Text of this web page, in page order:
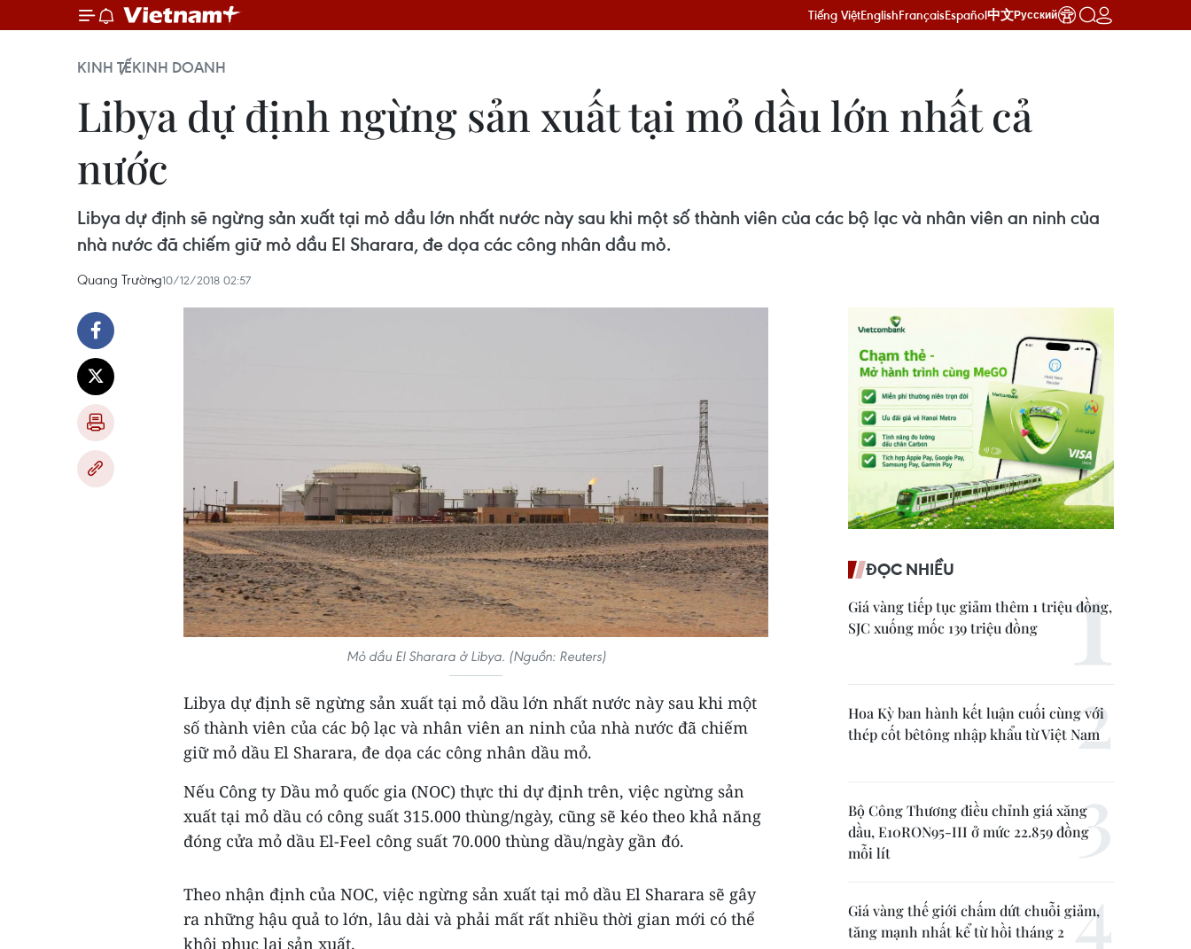
Tiếng ViệtEnglishFrançaisEspañol中文Русский
KINH TẾKINH DOANH
Libya dự định ngừng sản xuất tại mỏ dầu lớn nhất cả
nước
Libya dự định sẽ ngừng sản xuất tại mỏ dầu lớn nhất nước này sau khi một số thành viên của các bộ lạc và nhân viên an ninh của
nhà nước đã chiếm giữ mỏ dầu El Sharara, đe dọa các công nhân dầu mỏ.
Quang Trường10/12/2018 02:57
Mỏ dầu El Sharara ở Libya. (Nguồn: Reuters)
Libya dự định sẽ ngừng sản xuất tại mỏ dầu lớn nhất nước này sau khi một
số thành viên của các bộ lạc và nhân viên an ninh của nhà nước đã chiếm
giữ mỏ dầu El Sharara, đe dọa các công nhân dầu mỏ.
Nếu Công ty Dầu mỏ quốc gia (NOC) thực thi dự định trên, việc ngừng sản
xuất tại mỏ dầu có công suất 315.000 thùng/ngày, cũng sẽ kéo theo khả năng
đóng cửa mỏ dầu El-Feel công suất 70.000 thùng dầu/ngày gần đó.
Theo nhận định của NOC, việc ngừng sản xuất tại mỏ dầu El Sharara sẽ gây
ra những hậu quả to lớn, lâu dài và phải mất rất nhiều thời gian mới có thể
khôi phục lại sản xuất.
ĐỌC NHIỀU
Giá vàng tiếp tục giảm thêm 1 triệu đồng,
SJC xuống mốc 139 triệu đồng
Hoa Kỳ ban hành kết luận cuối cùng với
thép cốt bêtông nhập khẩu từ Việt Nam
Bộ Công Thương điều chỉnh giá xăng
dầu, E10RON95-III ở mức 22.859 đồng
mỗi lít
Giá vàng thế giới chấm dứt chuỗi giảm,
tăng mạnh nhất kể từ hồi tháng 2